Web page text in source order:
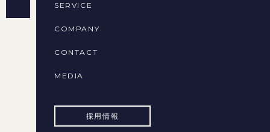
SERVICE
COMPANY
CONTACT
MEDIA
採用情報